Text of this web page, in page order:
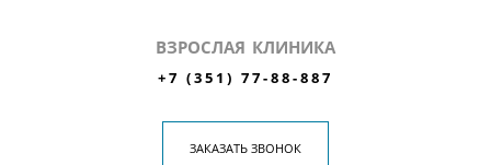
ВЗРОСЛАЯ КЛИНИКА
+7 (351) 77-88-887
ЗАКАЗАТЬ ЗВОНОК